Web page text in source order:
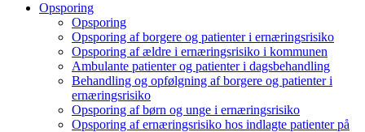
Opsporing
Opsporing
Opsporing af borgere og patienter i ernæringsrisiko
Opsporing af ældre i ernæringsrisiko i kommunen
Ambulante patienter og patienter i dagsbehandling
Behandling og opfølgning af borgere og patienter i
ernæringsrisiko
Opsporing af børn og unge i ernæringsrisiko
Opsporing af ernæringsrisiko hos indlagte patienter på